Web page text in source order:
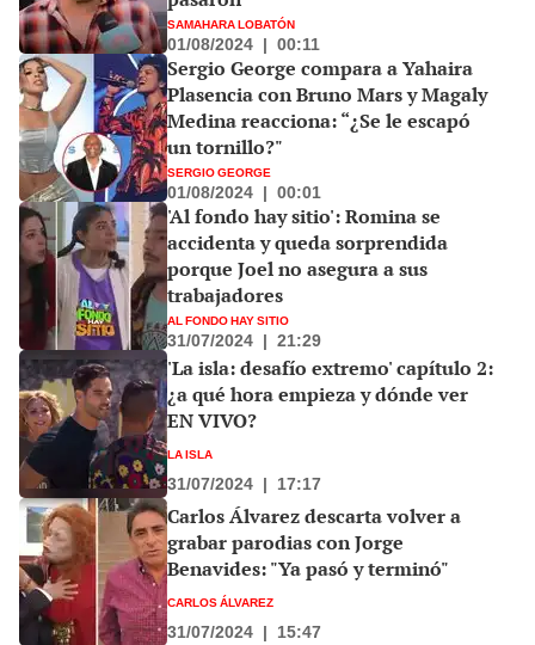
SAMAHARA LOBATÓN
01/08/2024 | 00:11
Sergio George compara a Yahaira
Plasencia con Bruno Mars y Magaly
Medina reacciona: “¿Se le escapó
un tornillo?"
SERGIO GEORGE
01/08/2024 | 00:01
'Al fondo hay sitio': Romina se
accidenta y queda sorprendida
porque Joel no asegura a sus
trabajadores
AL FONDO HAY SITIO
31/07/2024 | 21:29
'La isla: desafío extremo' capítulo 2:
¿a qué hora empieza y dónde ver
EN VIVO?
LA ISLA
31/07/2024 | 17:17
Carlos Álvarez descarta volver a
grabar parodias con Jorge
Benavides: "Ya pasó y terminó"
CARLOS ÁLVAREZ
31/07/2024 | 15:47